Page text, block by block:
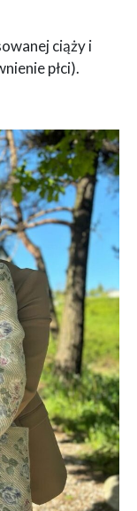
ciąży i
płci).